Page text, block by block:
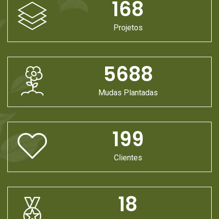
168
Projetos
5688
Mudas Plantadas
199
Clientes
18